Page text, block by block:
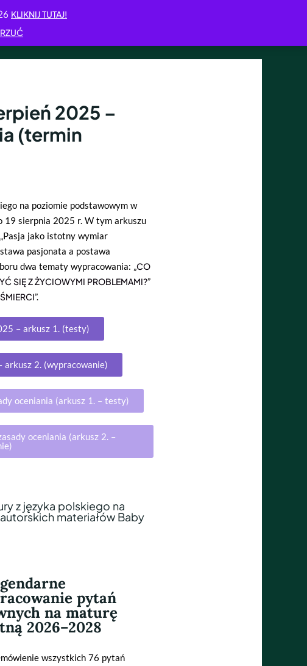
KLIKNIJ TUTAJ!
2025 –
(termin
na poziomie podstawowym w
19 sierpnia 2025 r. W tym arkuszu
„Pasja jako istotny wymiar
pasjonata a postawa
dwa tematy wypracowania: „CO
SIĘ Z ŻYCIOWYMI PROBLEMAMI?”
”.
– arkusz 1. (testy)
2. (wypracowanie)
oceniania (arkusz 1. – testy)
oceniania (arkusz 2. –
z języka polskiego na
materiałów Baby
pytań
na maturę
2026–2028
wszystkich 76 pytań